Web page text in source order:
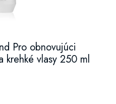
Pro obnovujúci
krehké vlasy 250 ml